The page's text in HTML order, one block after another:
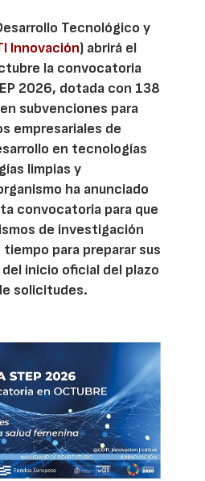
Tecnológico y
Innovación) abrirá el
la convocatoria
2026, dotada con 138
subvenciones para
empresariales de
en tecnologías
limpias y
ha anunciado
convocatoria para que
de investigación
para preparar sus
inicio oficial del plazo
solicitudes.